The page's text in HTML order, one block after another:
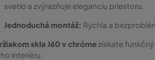
svetlo a zvýrazňuje eleganciu priestoru.
Jednoduchá montáž: Rýchla a
skla J60 v chrómezískate
interiéru.